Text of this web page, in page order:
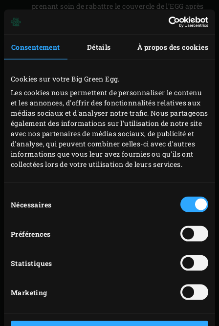
Consentement Détails À propos des cookies
Cookies sur votre Big Green Egg.
Les cookies nous permettent de personnaliser le contenu
et les annonces, d'offrir des fonctionnalités relatives aux
médias sociaux et d'analyser notre trafic. Nous partageons
également des informations sur l'utilisation de notre site
avec nos partenaires de médias sociaux, de publicité et
d'analyse, qui peuvent combiner celles-ci avec d'autres
informations que vous leur avez fournies ou qu'ils ont
collectées lors de votre utilisation de leurs services.
duNécessaires
Préférences
Statistiques
Marketing
prenant soin de rabattre le couvercle de l’EGG après
d’échalotes dans une assiette. Laissez
complètement refroidir. Portez l’EGG à une
température de 220 °C.
Incorporez le mélange d’échalotes refroidi, le
gingembre, les oignons nouveaux, les pistaches,
l’œuf, la moutarde de Dijon et la chapelure à la
viande hachée, puis assaisonnez cette farce de sel et
de poivre à convenance. Transférez la farce dans
une poche à douille.
Étalez les deux rectangles de pâte feuilletée.
pâtisserie jusqu’à obtenir une épaisseur d’environ
3 millimètres. Battez le jaune d’œuf et badigeonnez-
en les deux rectangles de pâte. Déposez un boudin
(Ø 3-4 cm) de farce sur l’un des côtés longs de
puis découpez chaque rouleau en 10 morceaux
jaune d’œuf et saupoudrez de graines de sésame.
plus petit que votrepierre de cuisson. Placez les